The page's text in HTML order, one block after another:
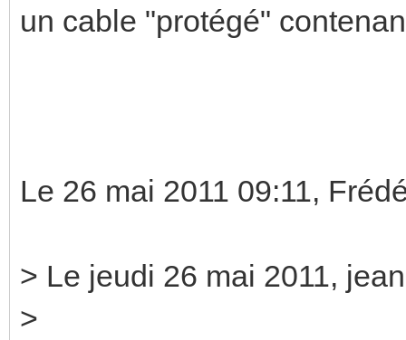
un cable "protégé"
Le 26 mai 2011 09:11,
> Le jeudi 26 mai 2011,
>